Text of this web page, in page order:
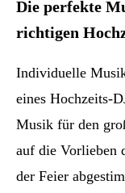
Die perfekte
richtigen
Individuelle
eines Hochzeits-
Musik für den
auf die Vorlieben
der Feier